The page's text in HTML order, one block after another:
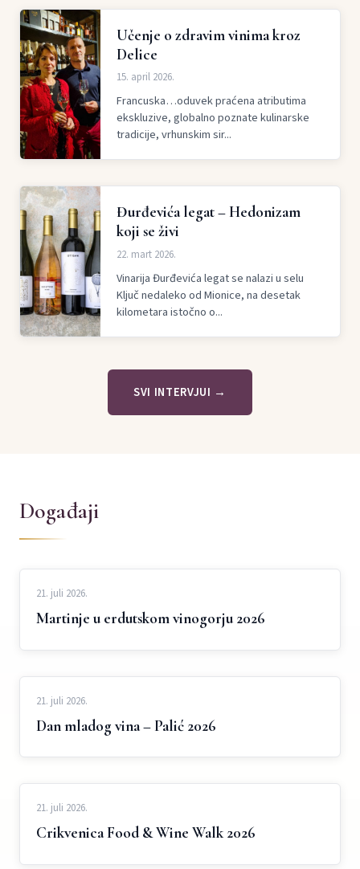
Učenje o zdravim vinima kroz
Delice
15. april 2026.
Francuska…oduvek praćena atributima
ekskluzive, globalno poznate kulinarske
tradicije, vrhunskim sir...
Đurđevića legat – Hedonizam
koji se živi
22. mart 2026.
Vinarija Đurđevića legat se nalazi u selu
Ključ nedaleko od Mionice, na desetak
kilometara istočno o...
SVI INTERVJUI →
Događaji
21. juli 2026.
Martinje u erdutskom vinogorju 2026
21. juli 2026.
Dan mladog vina – Palić 2026
21. juli 2026.
Crikvenica Food & Wine Walk 2026